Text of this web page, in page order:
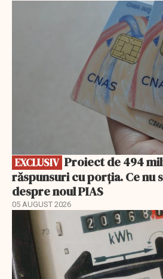
EXCLUSIV
răspunsuri cu porția. Ce nu
despre noul PIAS
05 AUGUST 2026